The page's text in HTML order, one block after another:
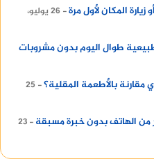
المكان لأول مرة
26 يوليو،
طوال اليوم بدون مشروبات
مقارنة بالأطعمة المقلية؟
25
من الهاتف بدون خبرة مسبقة
23